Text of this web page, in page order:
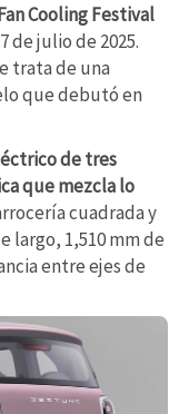
Cooling Festival
de julio de 2025.
trata de una
que debutó en
de tres
que mezcla lo
cuadrada y
largo, 1,510 mm de
entre ejes de